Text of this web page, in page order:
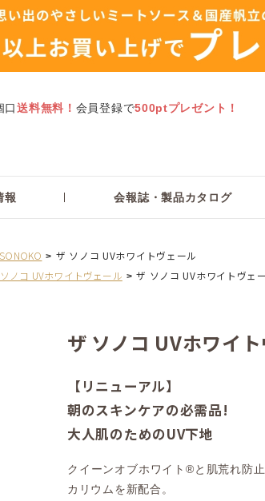
口送料無料！ 会員登録で500ptプレゼント！
報 会報誌・製品カタログ
ザ ソノコ UVホワイトヴェール
ノコ UVホワイトヴェール ザ ソノコ UVホワイトヴェ
ザ ソノコ UVホワイ
【リニューアル】
朝のスキンケアの必需品!
大人肌のためのUV下地
クイーンオブホワイト®と肌荒れ防
カリウムを新配合。